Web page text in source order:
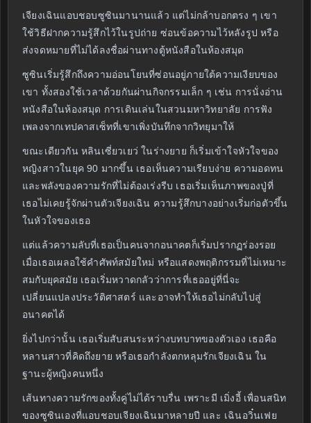
เจียงเฉินแอบชอบซูซินมานานแล้ว แต่ไม่กล้าบอกตรง ๆ เขา
ใช้วิธีฝากความรู้สึกไว้ในรูปถ่าย ซ่อนข้อความไว้หลังรูป หรือ
ส่งจดหมายที่ไม่ได้ลงชื่อผ่านทางตู้หนังสือในห้องสมุด
ซูซินเริ่มรู้สึกถึงความอ่อนโยนที่ซ่อนอยู่ภายใต้ความเงียบของ
เขา ทั้งสองใช้เวลาด้วยกันผ่านกิจกรรมเล็ก ๆ เช่น การนั่งอ่าน
หนังสือในห้องสมุด การเดินเล่นในสวนมหาวิทยาลัย การฟัง
เพลงจากเทปคาสเซ็ทที่เขาเพิ่งบันทึกจากวิทยุมาให้
ขณะเดียวกัน หลินเซี่ยวเยว่ ในร่างยาย ก็เริ่มเข้าใจหัวใจของ
หญิงสาวในยุค 90 มากขึ้น เธอเห็นความเรียบง่าย ความอดทน
และพลังของความรักที่ไม่ต้องเร่งรีบ เธอเริ่มเห็นภาพของปู่ที่
เธอไม่เคยรู้จักผ่านตัวเจียงเฉิน ความรู้สึกบางอย่างเริ่มก่อตัวขึ้น
ในหัวใจของเธอ
แต่แล้วความลับที่เธอเป็นคนจากอนาคตก็เริ่มปรากฏร่องรอย
เมื่อเธอเผลอใช้คำศัพท์สมัยใหม่ หรือแสดงพฤติกรรมที่ไม่เหมาะ
สมกับยุคสมัย เธอเริ่มหวาดกลัวว่าการที่เธออยู่ที่นี่จะ
เปลี่ยนแปลงประวัติศาสตร์ และอาจทำให้เธอไม่กลับไปสู่
อนาคตได้
ยิ่งไปกว่านั้น เธอเริ่มสับสนระหว่างบทบาทของตัวเอง เธอคือ
หลานสาวที่คิดถึงยาย หรือเธอกำลังตกหลุมรักเจียงเฉิน ใน
ฐานะผู้หญิงคนหนึ่ง
เส้นทางความรักของทั้งคู่ไม่ได้ราบรื่น เพราะมี เมิ่งอี้ เพื่อนสนิท
ของซูซินเองที่แอบชอบเจียงเฉินมาหลายปี และ เฉินอวิ๋นเฟย